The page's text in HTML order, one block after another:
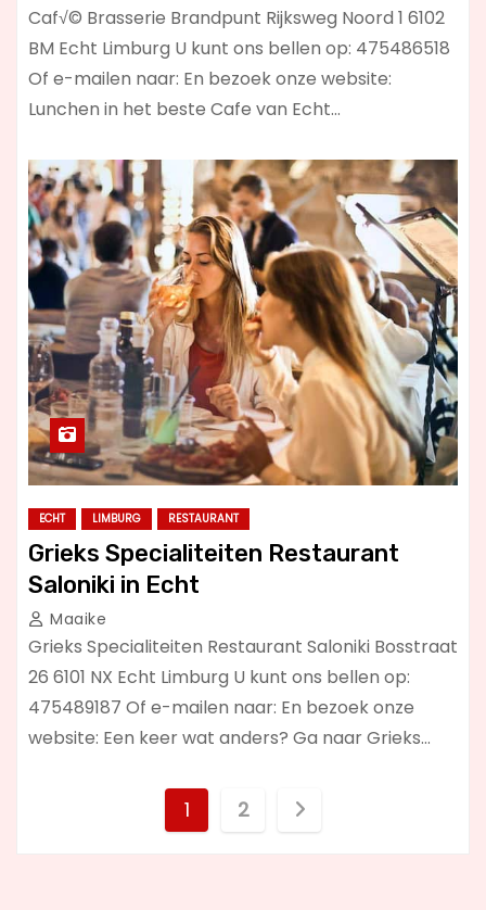
Caf√© Brasserie Brandpunt Rijksweg Noord 1 6102
BM Echt Limburg U kunt ons bellen op: 475486518
Of e-mailen naar: En bezoek onze website:
Lunchen in het beste Cafe van Echt…
ECHT LIMBURG RESTAURANT
Grieks Specialiteiten Restaurant
Saloniki in Echt
Maaike
Grieks Specialiteiten Restaurant Saloniki Bosstraat
26 6101 NX Echt Limburg U kunt ons bellen op:
475489187 Of e-mailen naar: En bezoek onze
website: Een keer wat anders? Ga naar Grieks…
1 2